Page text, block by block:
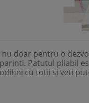
doar pentru o
Patutul pliabil
cu totii si veti